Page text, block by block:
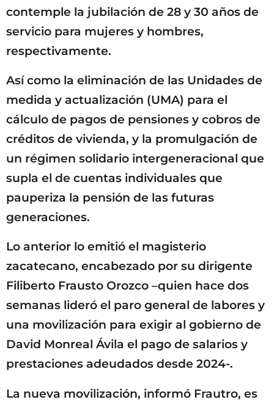
contemple la jubilación de 28 y 30 años de
servicio para mujeres y hombres,
respectivamente.
Así como la eliminación de las Unidades de
medida y actualización (UMA) para el
cálculo de pagos de pensiones y cobros de
créditos de vivienda, y la promulgación de
un régimen solidario intergeneracional que
supla el de cuentas individuales que
pauperiza la pensión de las futuras
generaciones.
Lo anterior lo emitió el magisterio
zacatecano, encabezado por su dirigente
Filiberto Frausto Orozco –quien hace dos
semanas lideró el paro general de labores y
una movilización para exigir al gobierno de
David Monreal Ávila el pago de salarios y
prestaciones adeudados desde 2024-.
La nueva movilización, informó Frautro, es